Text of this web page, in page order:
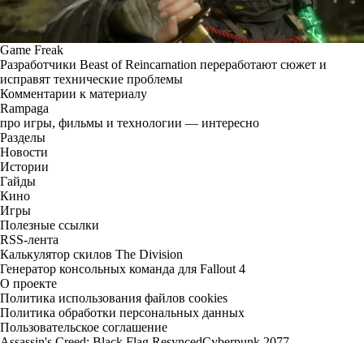
Game Freak
Разработчики Beast of Reincarnation переработают сюжет и
исправят технические проблемы
Комментарии к материалу
Rampaga
про игры, фильмы и технологии — интересно
Разделы
Новости
Истории
Гайды
Кино
Игры
Полезные ссылки
RSS-лента
Калькулятор скилов The Division
Генератор консольных команда для Fallout 4
О проекте
Политика использования файлов cookies
Политика обработки персональных данных
Пользовательское соглашение